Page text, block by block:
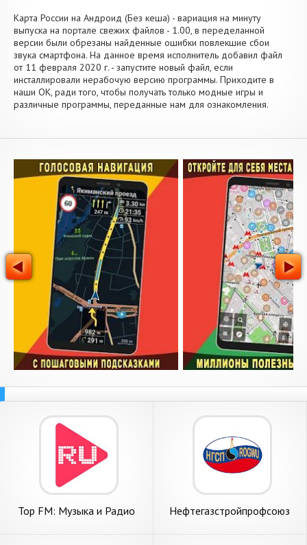
Карта России на Андроид (Без кеша) - вариация на минуту
выпуска на портале свежих файлов - 1.00, в переделанной
версии были обрезаны найденные ошибки повлекшие сбои
звука смартфона. На данное время исполнитель добавил файл
от 11 февраля 2020 г. - запустите новый файл, если
инсталлировали нерабочую версию программы. Приходите в
наши OK, ради того, чтобы получать только модные игры и
различные программы, переданные нам для ознакомления.
Top FM: Музыка и Радио
Нефтегазстройпрофсоюз